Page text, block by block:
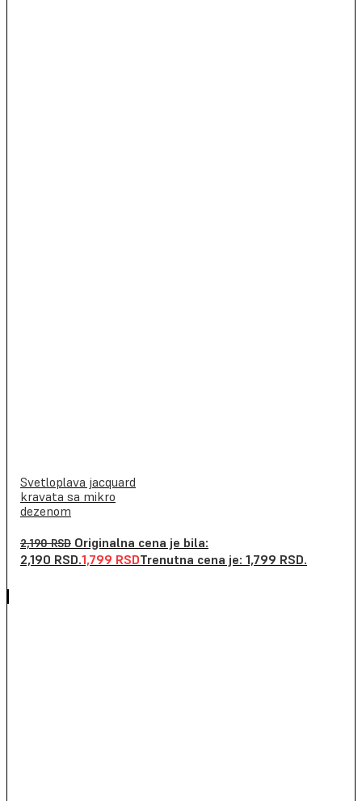
Svetloplava jacquard
kravata sa mikro
dezenom
2,190RSD Originalna cena je bila:
2,190 RSD.1,799 RSDTrenutna cena je: 1,799 RSD.